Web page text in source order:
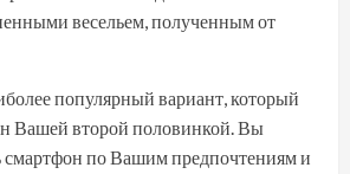
весельем, полученным от
популярный вариант, который
Вашей второй половинкой. Вы
смартфон по Вашим предпочтениям и